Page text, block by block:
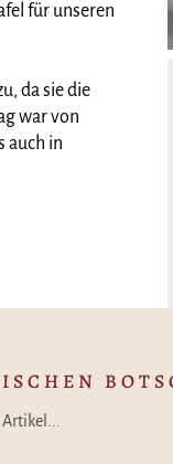
für unseren
da sie die
war von
auch in